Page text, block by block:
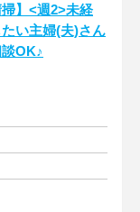
掃】<週2>未経
い主婦(夫)さん
OK♪